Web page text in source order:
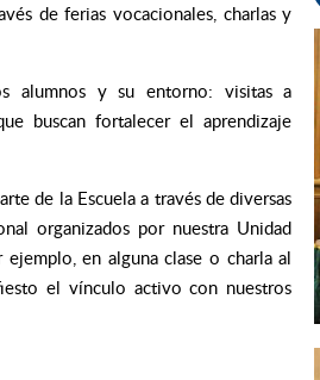
de ferias vocacionales, charlas y
alumnos y su entorno: visitas a
buscan fortalecer el aprendizaje
de la Escuela a través de diversas
organizados por nuestra Unidad
en alguna clase o charla al
el vínculo activo con nuestros